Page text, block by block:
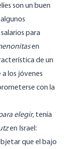
son un buen
para
en
de un
a los jóvenes
con la
elegir, tenía
en Israel:
que el bajo